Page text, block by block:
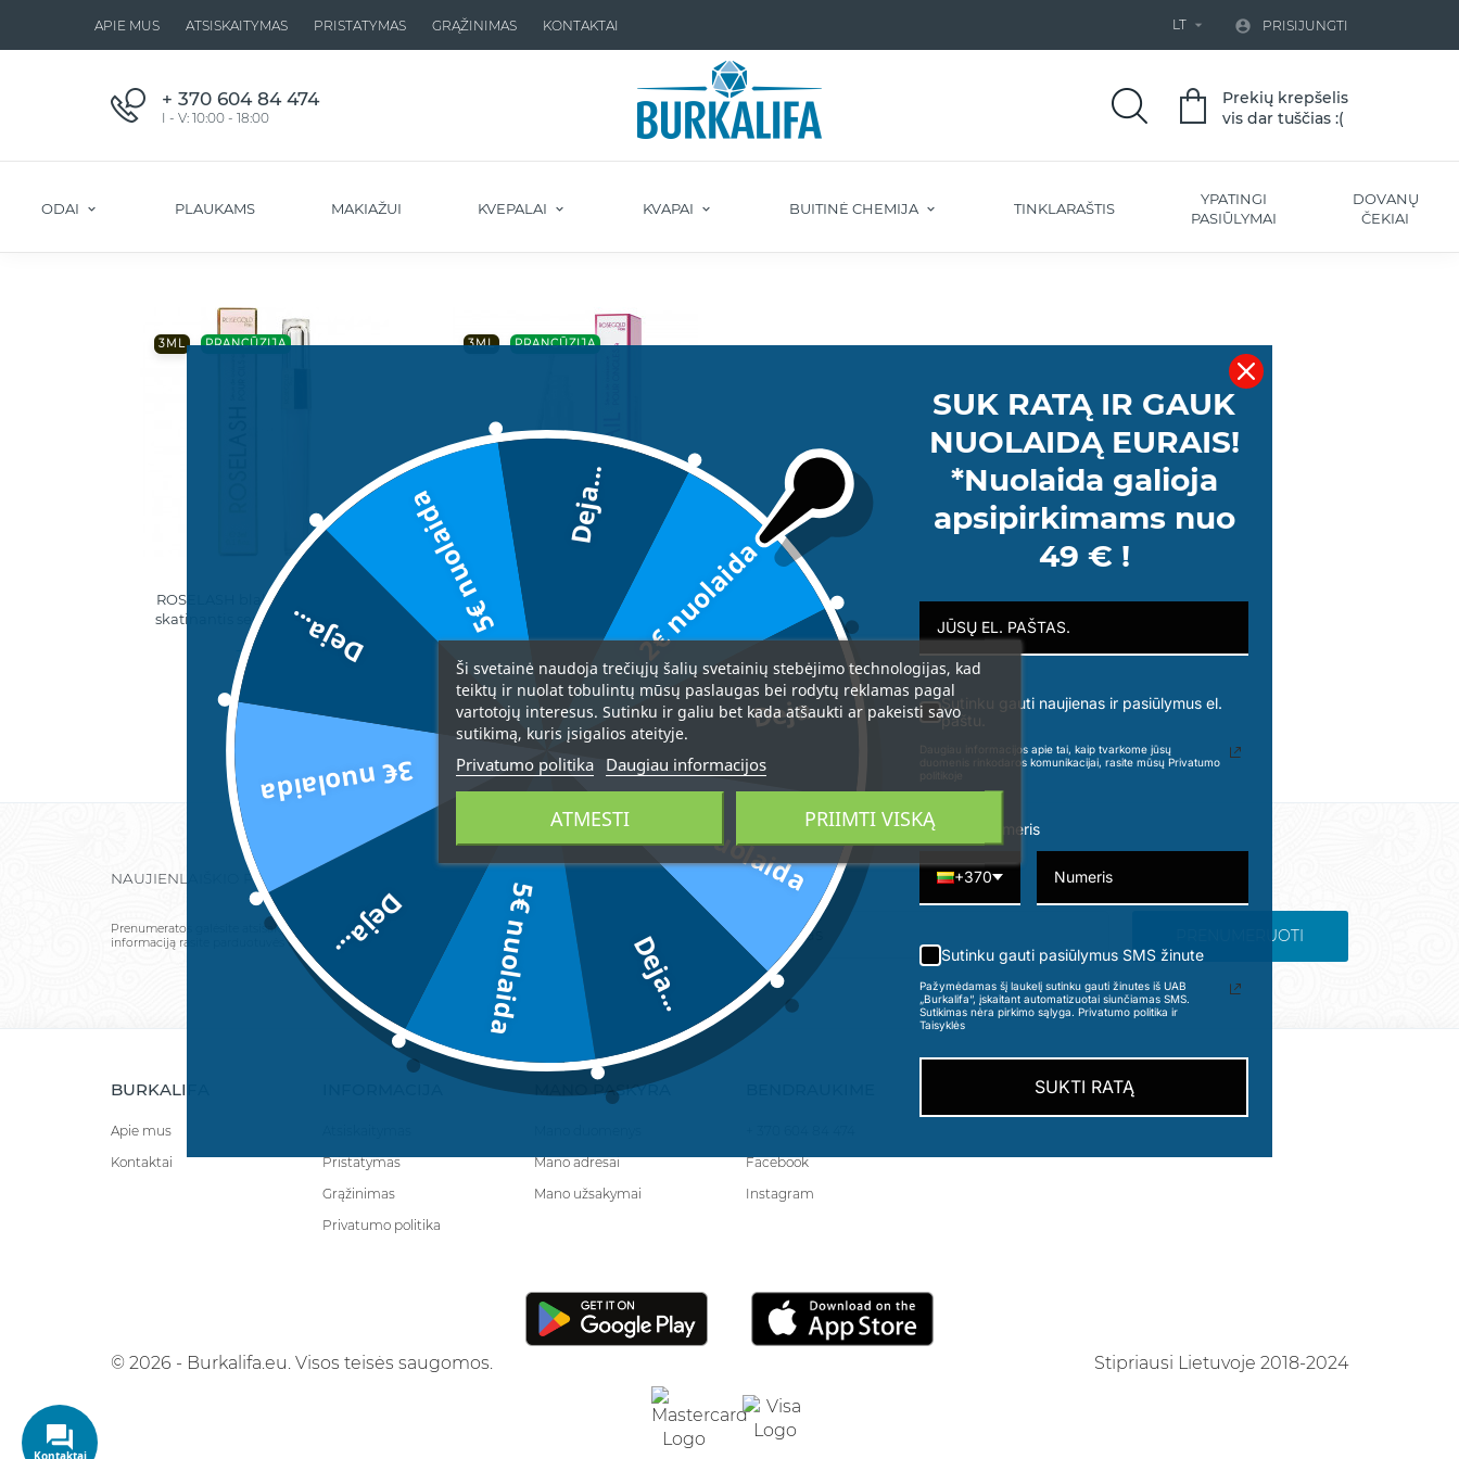
APIE MUS ATSISKAITYMAS PRISTATYMAS GRĄŽINIMAS KONTAKTAI LT   PRISIJUNGTI
+ 370 604 84 474
I - V: 10:00 - 18:00
Prekių krepšelis
vis dar tuščias :(
ODAI PLAUKAMS MAKIAŽUI KVEPALAI KVAPAI BUITINĖ CHEMIJA TINKLARAŠTIS
YPATINGI
PASIŪLYMAI
DOVANŲ
ČEKIAI
3ML PRANCŪZIJA
ROSELASH blakstienų augimą
skatinantis serumas, 3ml (RL01)
32,00 €
3ML PRANCŪZIJA
ROSENAIL nagus stiprinantis
serumas, 3 ml
NAUJIENLAIŠKIO PRENUMERATA
Prenumeratos galėsite atsisakyti bet kuriuo metu. Tam tikslui mūsų kontaktinę
informaciją rasite parduotuvės taisyklėse.
PRENUMERUOTI
BURKALIFA
Apie mus
Kontaktai
Pristatymas
Grąžinimas
Privatumo politika
MANO PASKYRA
Mano adresai
Mano užsakymai
Facebook
Instagram
© 2026 - Burkalifa.eu. Visos teisės saugomos. Stipriausi Lietuvoje 2018-2024
Ši svetainė naudoja trečiųjų šalių svetainių stebėjimo technologijas, kad
teiktų ir nuolat tobulintų mūsų paslaugas bei rodytų reklamas pagal
vartotojų interesus. Sutinku ir galiu bet kada atšaukti ar pakeisti savo
sutikimą, kuris įsigalios ateityje.
Privatumo politika Daugiau informacijos
ATMESTI PRIIMTI VISKĄ
2€ nuolaida
Deja...
3€ nuolaida
Deja...
5€ nuolaida
Deja...
3€ nuolaida
Deja... 5€ nuolaida Deja...
SUK RATĄ IR GAUK
NUOLAIDĄ EURAIS!
*Nuolaida galioja
apsipirkimams nuo
49 € !
Sutinku gauti naujienas ir pasiūlymus el.
paštu.
Daugiau informacijos apie tai, kaip tvarkome jūsų
duomenis rinkodaros komunikacijai, rasite mūsų Privatumo
politikoje
Telefono numeris
+370
Sutinku gauti pasiūlymus SMS žinute
Pažymėdamas šį laukelį sutinku gauti žinutes iš UAB
„Burkalifa“, įskaitant automatizuotai siunčiamas SMS.
Sutikimas nėra pirkimo sąlyga. Privatumo politika ir
Taisyklės
SUKTI RATĄ
Kontaktai